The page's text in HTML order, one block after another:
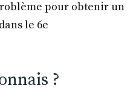
pour obtenir un
dans le 6e
?